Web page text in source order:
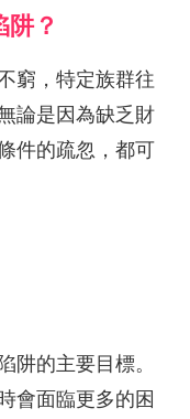
？
窮，特定族群往
論是因為缺乏財
件的疏忽，都可
的主要目標。
會面臨更多的困